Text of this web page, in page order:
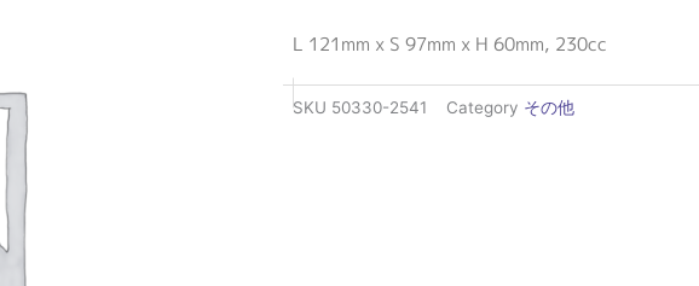
L 121mm x S 97mm x H 60mm, 230cc
SKU 50330-2541 Category その他